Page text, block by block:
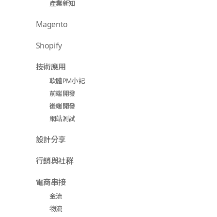
產業新知
Magento
Shopify
技術應用
軟體PM小記
前端開發
後端開發
網站測試
設計分享
行銷與社群
電商串接
金流
物流